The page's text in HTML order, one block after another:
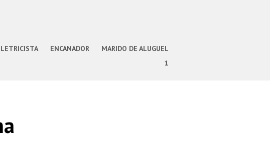
ENCANADOR
MARIDO DE ALUGUEL
1